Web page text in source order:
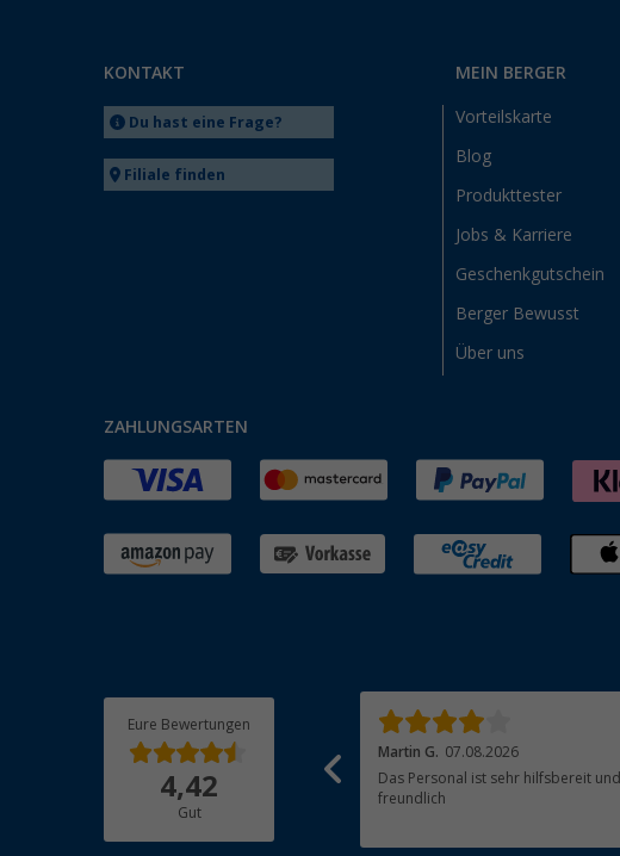
KONTAKT
Du hast eine Frage?
Filiale finden
MEIN BERGER
Vorteilskarte
Blog
Produkttester
Jobs & Karriere
Geschenkgutschein
Berger Bewusst
Über uns
ZAHLUNGSARTEN
Eure Bewertungen
4,42
Gut
07.08.2026
Von der Bestellung weg bis zur Bezahlung,
Lieferung und Qualität hat alles gepasst.
Werde gerne wieder bestellen.
Martin G. 07.08.2026
Das Personal ist sehr hilfsbereit und
freundlich